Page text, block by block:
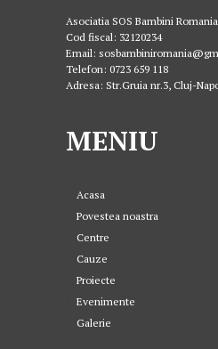
Asociatia SOS Bambini Romania
Cod fiscal: 32120234
Email:
Telefon: 0723 659 118
Adresa: Str.Gruia nr.3, Cluj-
MENIU
Acasa
Povestea noastra
Centre
Cauze
Proiecte
Evenimente
Galerie